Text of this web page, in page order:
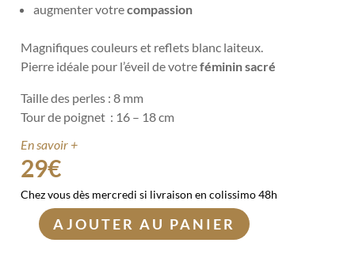
augmenter votrecompassion
Magnifiques couleurs et reflets blanc laiteux.
Pierre idéale pour l’éveil de votreféminin sacré
Taille des perles : 8 mm
Tour de poignet : 16 – 18 cm
En savoir +
29€
Chez vous dès mercredi si livraison en colissimo 48h
quantité
AJOUTER AU PANIER